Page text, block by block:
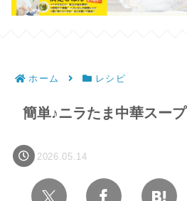
ホーム レシピ
簡単♪ニラたま中華スープ
2026.05.14